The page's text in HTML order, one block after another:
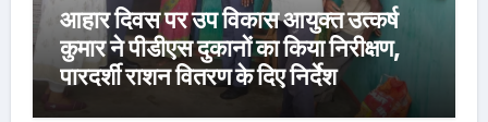
आहार दिवस पर उप विकास आयुक्त उत्कर्ष
कुमार ने पीडीएस दुकानों का किया निरीक्षण,
पारदर्शी राशन वितरण के दिए निर्देश